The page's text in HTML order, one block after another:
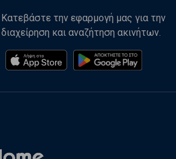
Κατεβάστε την εφαρμογή μας για την
διαχείρηση και αναζήτηση ακινήτων.